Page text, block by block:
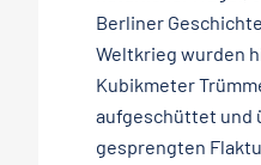
Berliner
Weltkrieg wurden
Kubikmeter
aufgeschüttet und
gesprengten